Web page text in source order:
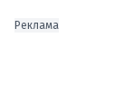
Реклама